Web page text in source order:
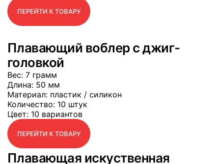
ПЕРЕЙТИ К ТОВАРУ
Плавающий воблер с джиг-
головкой
Вес: 7 грамм
Длина: 50 мм
Материал: пластик / силикон
Количество: 10 штук
Цвет: 10 вариантов
ПЕРЕЙТИ К ТОВАРУ
Плавающая искуственная